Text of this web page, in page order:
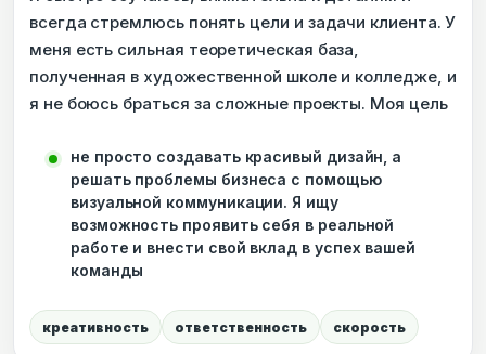
всегда стремлюсь понять цели и задачи клиента. У
меня есть сильная теоретическая база,
полученная в художественной школе и колледже, и
я не боюсь браться за сложные проекты. Моя цель
не просто создавать красивый дизайн, а
решать проблемы бизнеса с помощью
визуальной коммуникации. Я ищу
возможность проявить себя в реальной
работе и внести свой вклад в успех вашей
команды
креативность ответственность скорость